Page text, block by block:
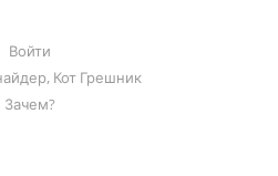
Войти
Кот Грешник
Зачем?